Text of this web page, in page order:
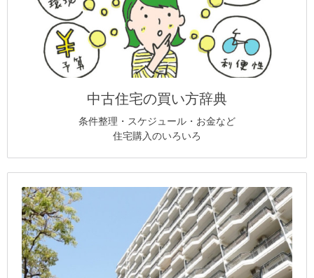
中古住宅の買い方辞典
条件整理・スケジュール・お金など
住宅購入のいろいろ